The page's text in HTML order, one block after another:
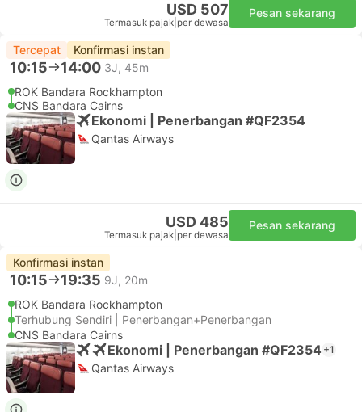
USD 507
Termasuk pajak per dewasa
Pesan sekarang
Tercepat Konfirmasi instan
10:15 14:00 3J, 45m
ROK Bandara Rockhampton
CNS Bandara Cairns
Ekonomi | Penerbangan #QF2354
Qantas Airways
USD 485
Termasuk pajak per dewasa
Pesan sekarang
Konfirmasi instan
10:15 19:35 9J, 20m
ROK Bandara Rockhampton
Terhubung Sendiri | Penerbangan+Penerbangan
CNS Bandara Cairns
Ekonomi | Penerbangan #QF2354 +1
Qantas Airways